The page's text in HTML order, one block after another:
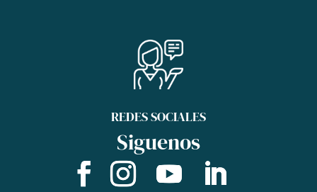
REDES SOCIALES
Siguenos